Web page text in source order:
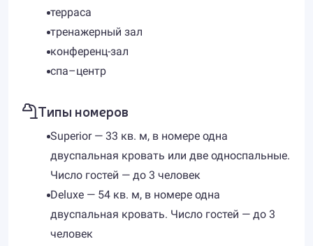
терраса
тренажерный зал
конференц-зал
спа–центр
Типы номеров
Superior — 33 кв. м, в номере одна
двуспальная кровать или две односпальные.
Число гостей — до 3 человек
Deluxe — 54 кв. м, в номере одна
двуспальная кровать. Число гостей — до 3
человек